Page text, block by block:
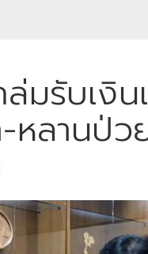
มรับเงิน
ลานป่ว